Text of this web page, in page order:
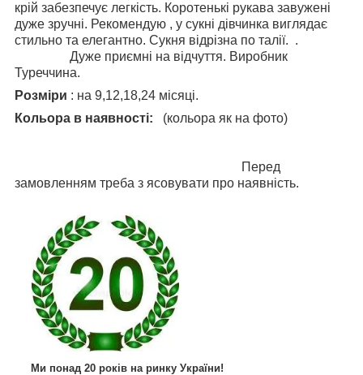
крій забезпечує легкість. Коротенькі рукава завужені
дуже зручні. Рекомендую , у сукні дівчинка виглядає
стильно та елегантно. Сукня відрізна по талії. .
Дуже приємні на відчуття. Виробник
Туреччина.
Розміри : на 9,12,18,24 місяці.
Кольора в наявності: (кольора як на фото)
Перед
замовленням треба з ясовувати про наявність.
Ми понад 20 років на ринку України!